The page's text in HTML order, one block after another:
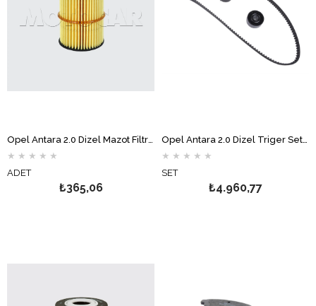
★ ★ ★ ★ ★
ADET
₺365,06
★ ★ ★ ★ ★
SET
₺4.960,77